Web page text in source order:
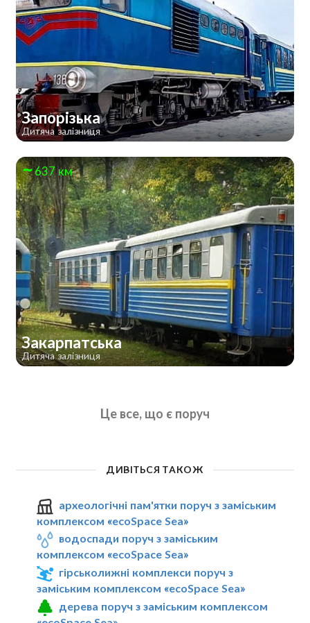
Запорізька
Дитяча залізниця
637 км
Закарпатська
Дитяча залізниця
Це все, що є поруч
ДИВІТЬСЯ ТАКОЖ
археологічні пам'ятки поруч з заміським
комплексом «ecoSpace Sea»
водоспади поруч з заміським
комплексом «ecoSpace Sea»
гірськолижні комплекси поруч з
заміським комплексом «ecoSpace Sea»
дерева поруч з заміським комплексом